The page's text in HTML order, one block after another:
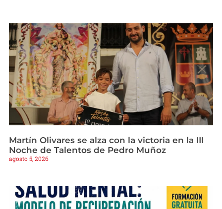
Martín Olivares se alza con la victoria en la III
Noche de Talentos de Pedro Muñoz
agosto 5, 2026